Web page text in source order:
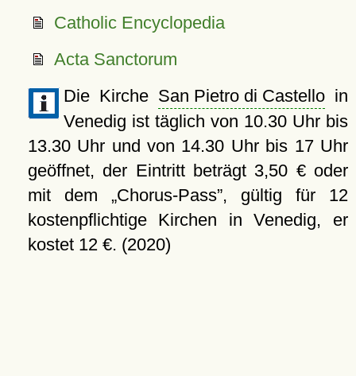
Catholic Encyclopedia
Acta Sanctorum
Die Kirche San Pietro di Castelloin
Venedig ist täglich von 10.30 Uhr bis
13.30 Uhr und von 14.30 Uhr bis 17 Uhr
geöffnet, der Eintritt beträgt 3,50 € oder
mit dem
Chorus-Pass , gültig für 12
kostenpflichtige Kirchen in Venedig, er
kostet 12 €. (2020)